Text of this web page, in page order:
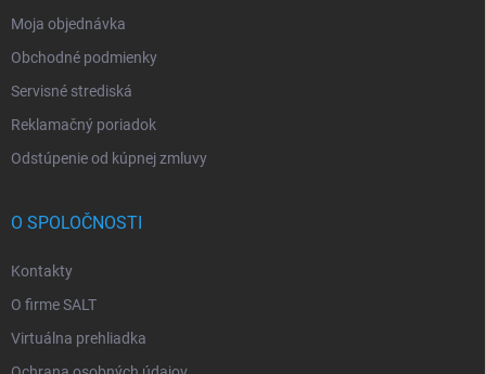
Moja objednávka
Obchodné podmienky
Servisné strediská
Reklamačný poriadok
Odstúpenie od kúpnej zmluvy
O SPOLOČNOSTI
Kontakty
O firme SALT
Virtuálna prehliadka